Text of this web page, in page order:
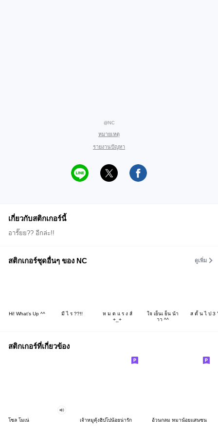
@NC
หมายเหตุ
รายงานปัญหา
เกี่ยวกับสติกเกอร์นี้
อารั๊ยย?? อีกล่ะ!!
สติกเกอร์ชุดอื่นๆ ของ NC ดูเพิ่ม
Hi! What's Up ^^ มี ไ ร ??!!
ห ม ด แ ร ง ส์
+_+
ใจ เย็นเ ย็น น้า
าา ^^
ส ตั้ น ไ ป 3
สติกเกอร์ที่เกี่ยวข้อง
โซล โมเน่ เจ้าหมูดุ้งฮิปโปน้อยน่ารัก อ้วนกลม หมาน้อยแสนซน